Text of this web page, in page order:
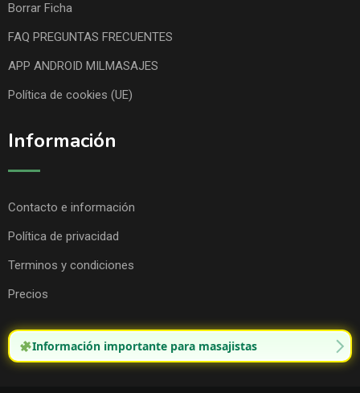
Borrar Ficha
FAQ PREGUNTAS FRECUENTES
APP ANDROID MILMASAJES
Política de cookies (UE)
Información
Contacto e información
Política de privacidad
Terminos y condiciones
Precios
Información importante para masajistas